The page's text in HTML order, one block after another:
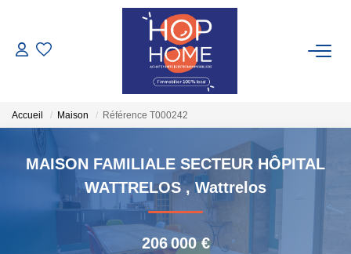
ACHETER
NOS LOCATIONS
Nos Biens À Louer
Nos Locations Saisonnières
GESTION LOCATIVE
Accueil Maison Référence T000242
MAISON FAMILIALE SECTEUR HÔPITAL
WATTRELOS,Wattrelos
206 000 €